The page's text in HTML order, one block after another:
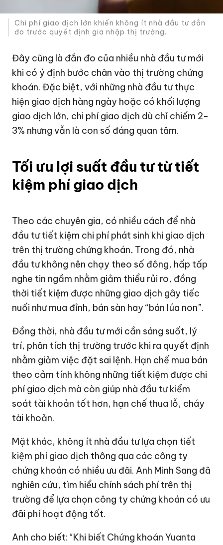
Chi phí giao dịch lớn khiến không ít nhà đầu tư đắn
đo trước quyết định gia nhập thị trường.
Đây cũng là đắn đo của nhiều nhà đầu tư mới
khi có ý định bước chân vào thị trường chứng
khoán. Đặc biệt, với những nhà đầu tư thực
hiện giao dịch hàng ngày hoặc có khối lượng
giao dịch lớn, chi phí giao dịch dù chỉ chiếm 2-
3% nhưng vẫn là con số đáng quan tâm.
Tối ưu lợi suất đầu tư từ tiết
kiệm phí giao dịch
Theo các chuyên gia, có nhiều cách để nhà
đầu tư tiết kiệm chi phí phát sinh khi giao dịch
trên thị trường chứng khoán. Trong đó, nhà
đầu tư không nên chạy theo số đông, hấp tấp
nghe tin ngầm nhằm giảm thiểu rủi ro, đồng
thời tiết kiệm được những giao dịch gây tiếc
nuối như mua đỉnh, bán sàn hay “bán lúa non”.
Đồng thời, nhà đầu tư mới cần sáng suốt, lý
trí, phân tích thị trường trước khi ra quyết định
nhằm giảm việc đặt sai lệnh. Hạn chế mua bán
theo cảm tính không những tiết kiệm được chi
phí giao dịch mà còn giúp nhà đầu tư kiểm
soát tài khoản tốt hơn, hạn chế thua lỗ, cháy
tài khoản.
Mặt khác, không ít nhà đầu tư lựa chọn tiết
kiệm phí giao dịch thông qua các công ty
chứng khoán có nhiều ưu đãi. Anh Minh Sang đã
nghiên cứu, tìm hiểu chính sách phí trên thị
trường để lựa chọn công ty chứng khoán có ưu
đãi phí hoạt động tốt.
Anh cho biết: “Khi biết Chứng khoán Yuanta